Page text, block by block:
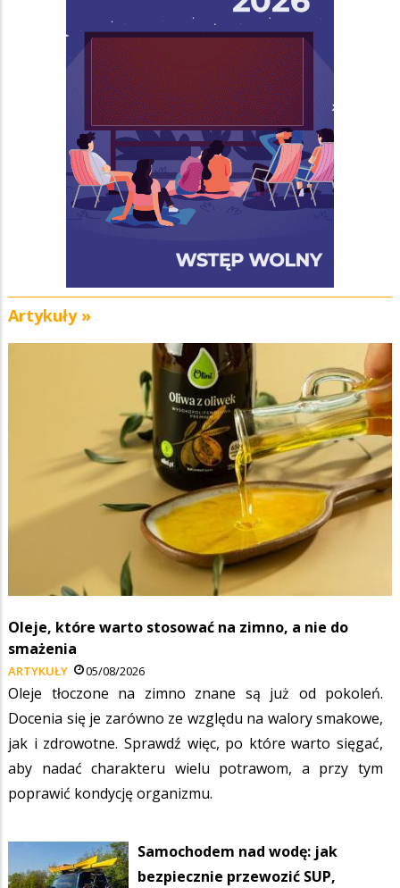
Artykuły »
Oleje, które warto stosować na zimno, a nie do
smażenia
ARTYKUŁY 05/08/2026
Oleje tłoczone na zimno znane są już od pokoleń.
Docenia się je zarówno ze względu na walory smakowe,
jak i zdrowotne. Sprawdź więc, po które warto sięgać,
aby nadać charakteru wielu potrawom, a przy tym
poprawić kondycję organizmu.
Samochodem nad wodę: jak
bezpiecznie przewozić SUP,